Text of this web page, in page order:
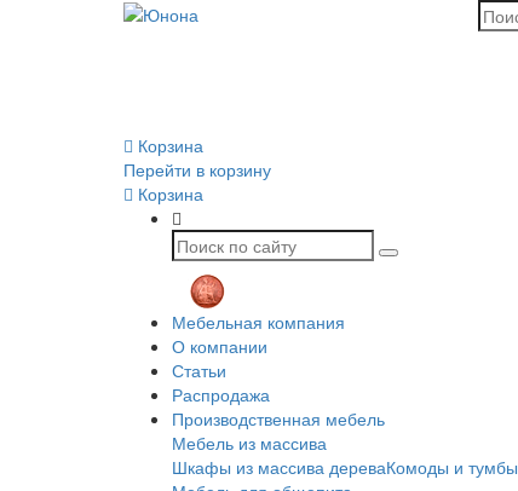
Корзина
Перейти в корзину
Корзина
Мебельная компания
О компании
Статьи
Распродажа
Производственная мебель
Мебель из массива
Шкафы из массива дереваКомоды и тумбы